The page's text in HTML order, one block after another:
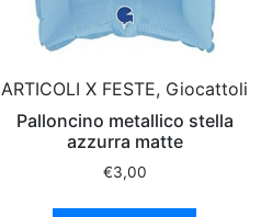
ARTICOLI X FESTE, Giocattoli
Palloncino metallico stella
azzurra matte
€3,00